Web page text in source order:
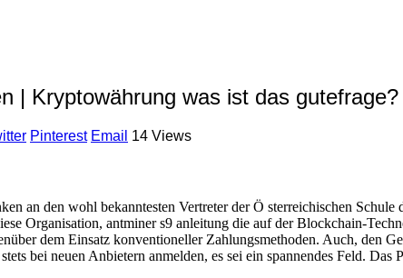
| Kryptowährung was ist das gutefrage?
Pinterest Email 14 Views
an den wohl bekanntesten Vertreter der Ö sterreichischen
Organisation, antminer s9 anleitung die auf der Blockchain-
dem Einsatz konventioneller Zahlungsmethoden. Auch, den
bei neuen Anbietern anmelden, es sei ein spannendes Feld. Das